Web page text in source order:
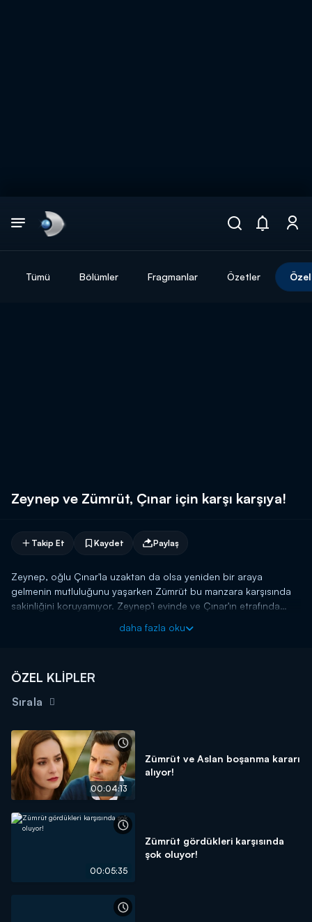
Tümü Bölümler Fragmanlar Özetler
Zeynep ve Zümrüt, Çınar için karşı karşıya!
Takip Et Kaydet Paylaş
Zeynep, oğlu Çınar'la uzaktan da olsa yeniden bir araya
gelmenin mutluluğunu yaşarken Zümrüt bu manzara karşısında
sakinliğini koruyamıyor. Zeynep'i evinde ve Çınar'ın etrafında
bırakmıyor. Peki iki kadının mücadelesi nasıl sonuçlanacak?
daha fazla oku
ÖZEL KLİPLER
Sırala
00:04:13
Zümrüt ve Aslan boşanma kararı
alıyor!
00:05:35
Zümrüt gördükleri karşısında
şok oluyor!